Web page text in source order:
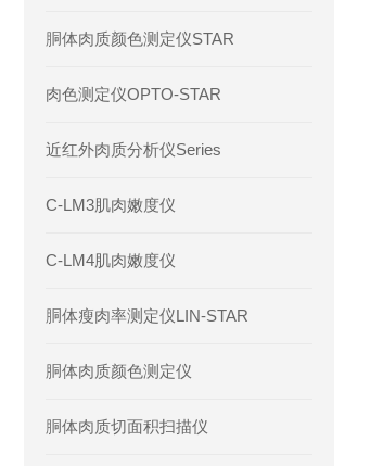
胴体肉质颜色测定仪STAR
肉色测定仪OPTO-STAR
近红外肉质分析仪Series
C-LM3肌肉嫩度仪
C-LM4肌肉嫩度仪
胴体瘦肉率测定仪LIN-STAR
胴体肉质颜色测定仪
胴体肉质切面积扫描仪